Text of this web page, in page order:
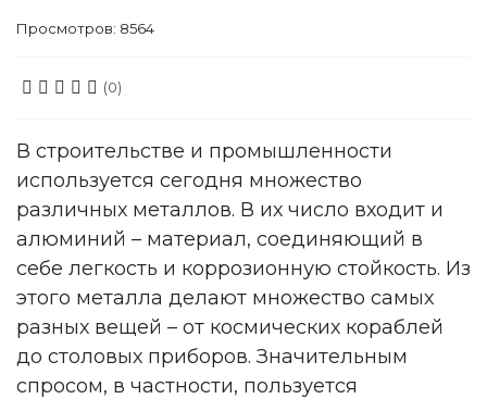
Просмотров: 8564
(0)
В строительстве и промышленности
используется сегодня множество
различных металлов. В их число входит и
алюминий – материал, соединяющий в
себе легкость и коррозионную стойкость. Из
этого металла делают множество самых
разных вещей – от космических кораблей
до столовых приборов. Значительным
спросом, в частности, пользуется